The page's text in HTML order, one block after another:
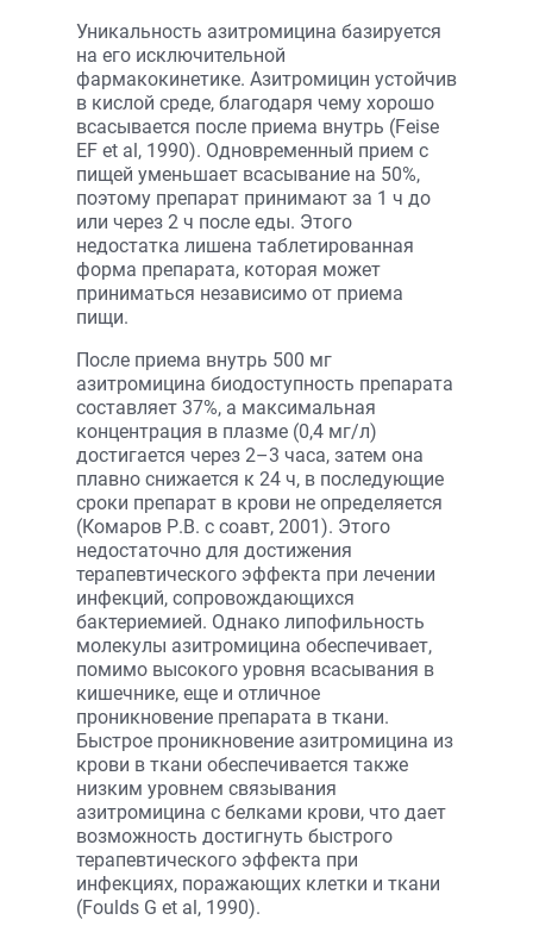
Уникальность азитромицина базируется
на его исключительной
фармакокинетике. Азитромицин устойчив
в кислой среде, благодаря чему хорошо
всасывается после приема внутрь (Feise
EF et al, 1990). Одновременный прием с
пищей уменьшает всасывание на 50%,
поэтому препарат принимают за 1 ч до
или через 2 ч после еды. Этого
недостатка лишена таблетированная
форма препарата, которая может
приниматься независимо от приема
пищи.
После приема внутрь 500 мг
азитромицина биодоступность препарата
составляет 37%, а максимальная
концентрация в плазме (0,4 мг/л)
достигается через 2–3 часа, затем она
плавно снижается к 24 ч, в последующие
сроки препарат в крови не определяется
(Комаров Р.В. с соавт, 2001). Этого
недостаточно для достижения
терапевтического эффекта при лечении
инфекций, сопровождающихся
бактериемией. Однако липофильность
молекулы азитромицина обеспечивает,
помимо высокого уровня всасывания в
кишечнике, еще и отличное
проникновение препарата в ткани.
Быстрое проникновение азитромицина из
крови в ткани обеспечивается также
низким уровнем связывания
азитромицина с белками крови, что дает
возможность достигнуть быстрого
терапевтического эффекта при
инфекциях, поражающих клетки и ткани
(Foulds G et al, 1990).